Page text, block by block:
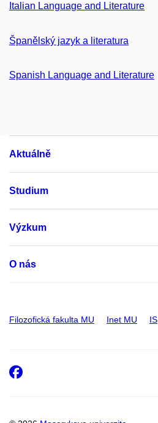
Italian Language and Literature
Španělský jazyk a literatura
Spanish Language and Literature
Aktuálně
Studium
Výzkum
O nás
Filozofická fakulta MU Inet MU IS
Facebook